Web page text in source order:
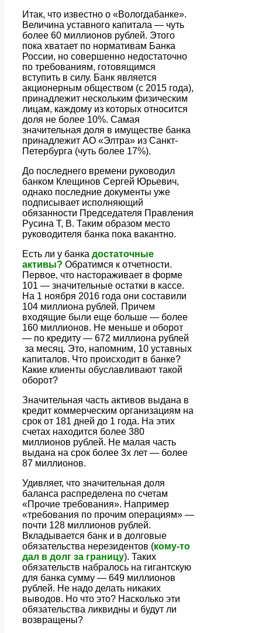
Итак, что известно о «Вологдабанке».
Величина уставного капитала — чуть
более 60 миллионов рублей. Этого
пока хватает по нормативам Банка
России, но совершенно недостаточно
по требованиям, готовящимся
вступить в силу. Банк является
акционерным обществом (с 2015 года),
принадлежит нескольким физическим
лицам, каждому из которых относится
доля не более 10%. Самая
значительная доля в имуществе банка
принадлежит АО «Элтра» из Санкт-
Петербурга (чуть более 17%).
До последнего времени руководил
банком Клещинов Сергей Юрьевич,
однако последние документы уже
подписывает исполняющий
обязанности Председателя Правления
Русина Т, В. Таким образом место
руководителя банка пока вакантно.
Есть ли у банка достаточные
активы? Обратимся к отчетности.
Первое, что настораживает в форме
101 — значительные остатки в кассе.
На 1 ноября 2016 года они составили
104 миллиона рублей. Причем
входящие были еще больше — более
160 миллионов. Не меньше и оборот
— по кредиту — 672 миллиона рублей
за месяц. Это, напомним, 10 уставных
капиталов. Что происходит в банке?
Какие клиенты обуславливают такой
оборот?
Значительная часть активов выдана в
кредит коммерческим организациям на
срок от 181 дней до 1 года. На этих
счетах находится более 380
миллионов рублей. Не малая часть
выдана на срок более 3х лет — более
87 миллионов.
Удивляет, что значительная доля
баланса распределена по счетам
«Прочие требования». Например
«требования по прочим операциям» —
почти 128 миллионов рублей.
Вкладывается банк и в долговые
обязательства нерезидентов (кому-то
дал в долг за границу). Таких
обязательств набралось на гигантскую
для банка сумму — 649 миллионов
рублей. Не надо делать никаких
выводов. Но что это? Насколько эти
обязательства ликвидны и будут ли
возвращены?